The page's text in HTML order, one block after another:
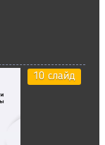
10 слайд